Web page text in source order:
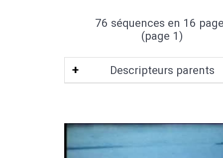
76 séquences en 16
(page 1)
Descripteurs parents